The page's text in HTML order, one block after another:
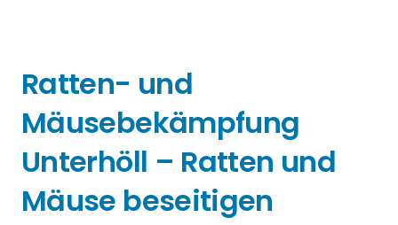
Ratten- und
Mäusebekämpfung
Unterhöll – Ratten und
Mäuse beseitigen